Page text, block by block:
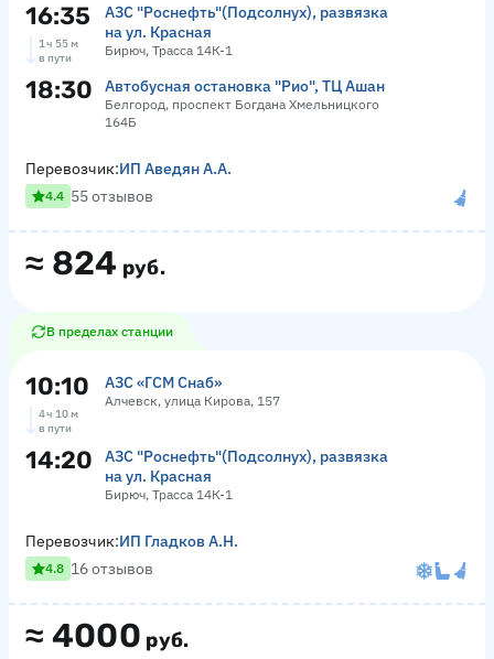
16:35
АЗС "Роснефть"(Подсолнух), развязка
на ул. Красная
Бирюч, Трасса 14К-1
1 ч 55 м
в пути
18:30 Автобусная остановка "Рио", ТЦ Ашан
Белгород, проспект Богдана Хмельницкого
164Б
≈ 824 руб.
Перевозчик:ИП Аведян А.А.
4.4 55 отзывов
В пределах станции
10:10 АЗС «ГСМ Снаб»
Алчевск, улица Кирова, 157
4 ч 10 м
в пути
14:20
АЗС "Роснефть"(Подсолнух), развязка
на ул. Красная
Бирюч, Трасса 14К-1
≈ 4000 руб.
Перевозчик:ИП Гладков А.Н.
4.8 16 отзывов